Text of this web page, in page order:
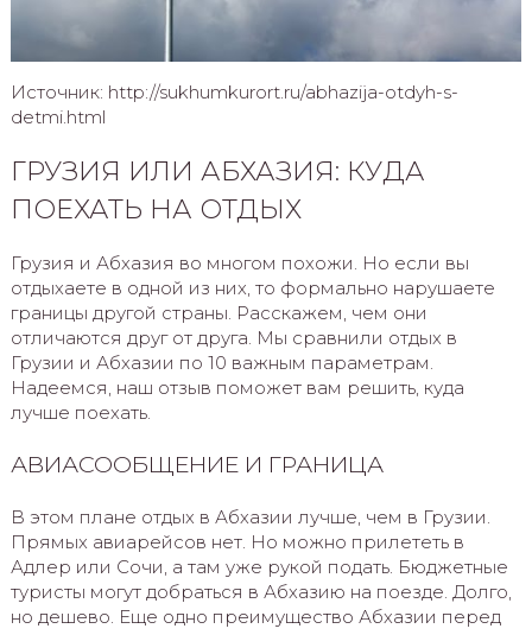
Источник: http://sukhumkurort.ru/abhazija-otdyh-s-
detmi.html
ГРУЗИЯ ИЛИ АБХАЗИЯ: КУДА
ПОЕХАТЬ НА ОТДЫХ
Грузия и Абхазия во многом похожи. Но если вы
отдыхаете в одной из них, то формально нарушаете
границы другой страны. Расскажем, чем они
отличаются друг от друга. Мы сравнили отдых в
Грузии и Абхазии по 10 важным параметрам.
Надеемся, наш отзыв поможет вам решить, куда
лучше поехать.
АВИАСООБЩЕНИЕ И ГРАНИЦА
В этом плане отдых в Абхазии лучше, чем в Грузии.
Прямых авиарейсов нет. Но можно прилететь в
Адлер или Сочи, а там уже рукой подать. Бюджетные
туристы могут добраться в Абхазию на поезде. Долго,
но дешево. Еще одно преимущество Абхазии перед